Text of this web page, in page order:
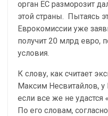
орган ЕС разморозит
этой страны. Пытаясь
Еврокомиссии уже
получит 20 млрд евро,
условия.
К слову, как считает
Максим Несвитайлов,
если все же не удастся
По его словам,